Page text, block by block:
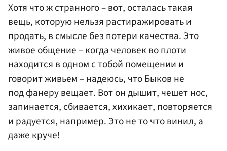
Хотя что ж странного – вот, осталась такая
вещь, которую нельзя растиражировать и
продать, в смысле без потери качества. Это
живое общение – когда человек во плоти
находится в одном с тобой помещении и
говорит живьем – надеюсь, что Быков не
под фанеру вещает. Вот он дышит, чешет нос,
запинается, сбивается, хихикает, повторяется
и радуется, например. Это не то что винил, а
даже круче!